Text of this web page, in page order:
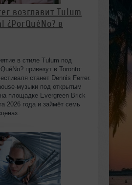
возглавит Tulum
¿PorQuéNo? в
в стиле Tulum под
привезут в Toronto:
станет Dennis Ferrer.
музыки под открытым
площадке Evergreen Brick
2026 года и займёт семь